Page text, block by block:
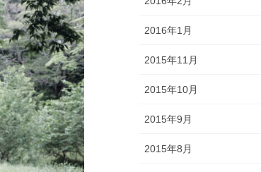
2016年1月
2015年11月
2015年10月
2015年9月
2015年8月